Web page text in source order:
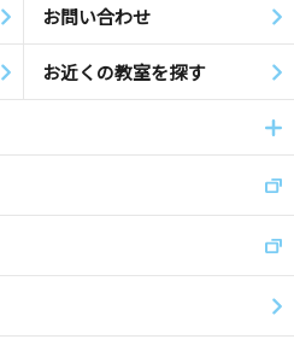
お問い合わせ
お近くの教室を探す